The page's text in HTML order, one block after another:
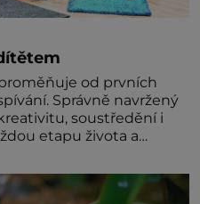
od prvních
Správně navržený
soustředění i
etapu života a
proto by pokoj
klidně a útulně.